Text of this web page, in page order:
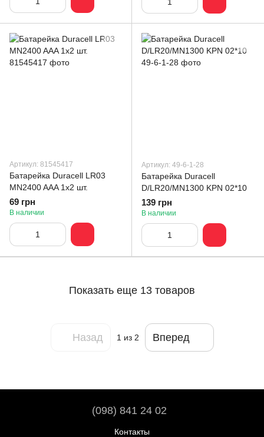
Артикул: 81545417
Батарейка Duracell LR03
MN2400 AAA 1х2 шт.
69 грн
В наличии
Артикул: 49-6-1-28
Батарейка Duracell
D/LR20/MN1300 KPN 02*10
139 грн
В наличии
Показать еще 13 товаров
Назад 1 из 2 Вперед
(098) 841 24 02
Контакты